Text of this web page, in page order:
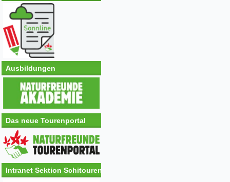
Ausbildungen
Das neue Tourenportal
Intranet Sektion Schitouren